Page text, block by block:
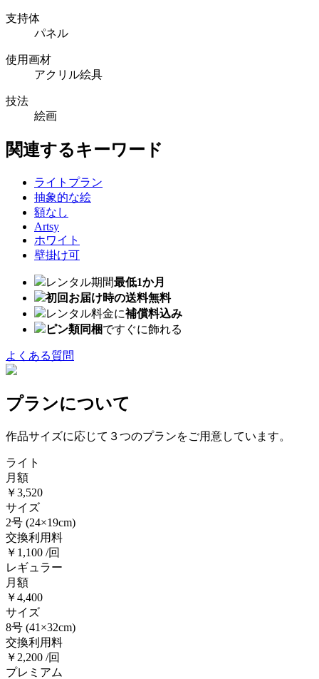
支持体
パネル
使用画材
アクリル絵具
技法
絵画
関連するキーワード
ライトプラン
抽象的な絵
額なし
Artsy
ホワイト
壁掛け可
レンタル期間最低1か月
初回お届け時の送料無料
レンタル料金に補償料込み
ピン類同梱ですぐに飾れる
よくある質問
プランについて
作品サイズに応じて３つのプランをご用意しています。
ライト
月額
￥3,520
サイズ
2号 (24×19cm)
交換利用料
￥1,100 /回
レギュラー
月額
￥4,400
サイズ
8号 (41×32cm)
交換利用料
￥2,200 /回
プレミアム